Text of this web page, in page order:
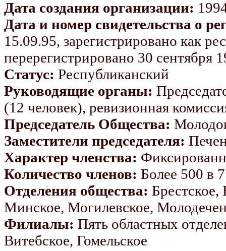
Дата создания организации:
Дата и номер свидетельства о
15.09.95, зарегистрировано как
перерегистрировано 30 сентября
Статус: Республиканский
Руководящие органы:
(12 человек), ревизионная
Председатель Общества:
Заместители председателя:
Характер членства:
Количество членов: Более 500 в
Отделения общества: Брестское,
Минское, Могилевское,
Филиалы: Пять областных
Витебское, Гомельское